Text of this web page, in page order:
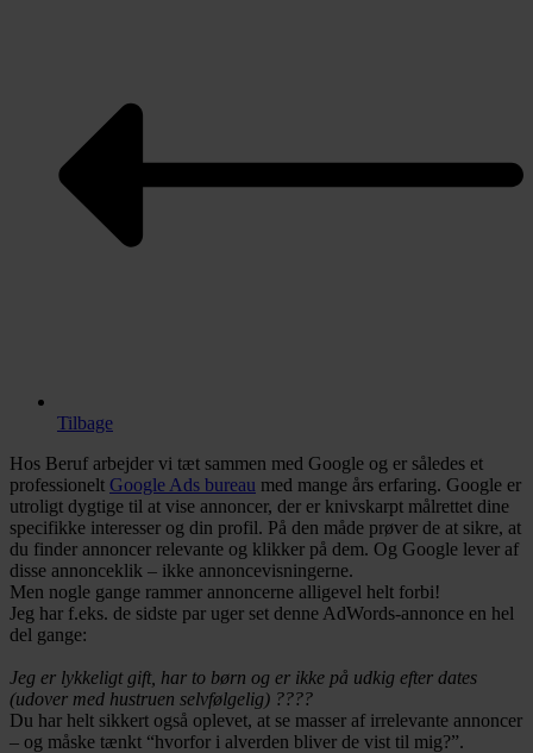
Tilbage
Hos Beruf arbejder vi tæt sammen med Google og er således et
professionelt Google Ads bureau med mange års erfaring. Google er
utroligt dygtige til at vise annoncer, der er knivskarpt målrettet dine
specifikke interesser og din profil. På den måde prøver de at sikre, at
du finder annoncer relevante og klikker på dem. Og Google lever af
disse annonceklik – ikke annoncevisningerne.
Men nogle gange rammer annoncerne alligevel helt forbi!
Jeg har f.eks. de sidste par uger set denne AdWords-annonce en hel
del gange:
Jeg er lykkeligt gift, har to børn og er ikke på udkig efter dates
(udover med hustruen selvfølgelig) ????
Du har helt sikkert også oplevet, at se masser af irrelevante annoncer
– og måske tænkt “hvorfor i alverden bliver de vist til mig?”.